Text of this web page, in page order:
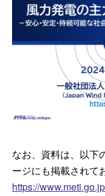
なお、資料は、以下
ージにも掲載されて
https://